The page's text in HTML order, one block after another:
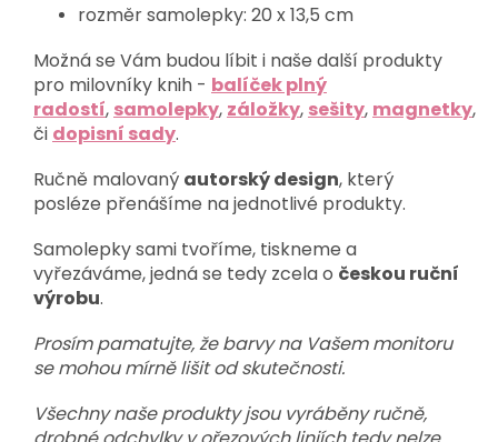
rozměr samolepky: 20 x 13,5 cm
Možná se Vám budou líbit i naše další produkty
pro milovníky knih - balíček plný
radostí, samolepky, záložky, sešity, magnetky,
či dopisní sady.
Ručně malovaný autorský design, který
posléze přenášíme na jednotlivé produkty.
Samolepky sami tvoříme, tiskneme a
vyřezáváme, jedná se tedy zcela o českou ruční
výrobu.
Prosím pamatujte, že barvy na Vašem monitoru
se mohou mírně lišit od skutečnosti.
Všechny naše produkty jsou vyráběny ručně,